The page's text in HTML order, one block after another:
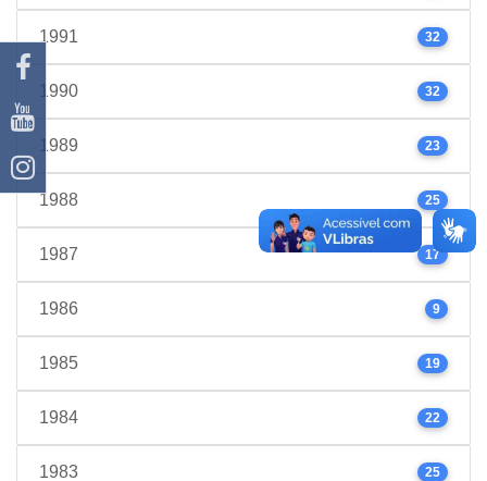
1991 32
1990 32
1989 23
1988 25
1987 17
1986 9
1985 19
1984 22
1983 25